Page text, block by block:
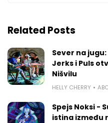
Related Posts
Sever na
Jerks i Puls
Nišvilu
HELLY CHERRY
Spejs Noksi -
istina između